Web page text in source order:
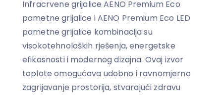
Infracrvene grijalice AENO Premium Eco
pametne grijalice i AENO Premium Eco LED
pametne grijalice kombinacija su
visokotehnoloških rješenja, energetske
efikasnosti i modernog dizajna. Ovaj izvor
toplote omogućava udobno i ravnomjerno
zagrijavanje prostorija, stvarajući zdravu